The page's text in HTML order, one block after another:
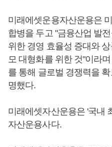
미래에셋운용자산운용은
합병을 두고 "금융산업 발
위한 경영 효율성 증대와
모 대형화를 위한 것"이라
를 통해 글로벌 경쟁력을
명했다.
미래에셋자산운용은 '국내
자산운용사다.